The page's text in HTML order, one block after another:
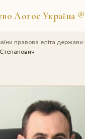
Логос Україна ®
правова еліта держави›